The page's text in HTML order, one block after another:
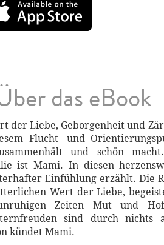
das eBook
der Liebe, Geborgenheit und
Flucht- und
und schön
ist Mami. In diesen
Einfühlung erzählt. Die
Wert der Liebe,
Zeiten Mut und
sind durch
kündet Mami.